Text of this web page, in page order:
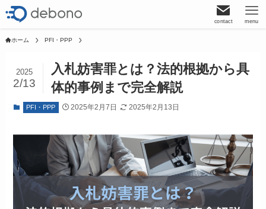
contact menu
ホーム PFI・PPP
入札妨害罪とは？法的根拠から具
体的事例まで完全解説
2025
2/13
PFI・PPP 2025年2月7日 2025年2月13日